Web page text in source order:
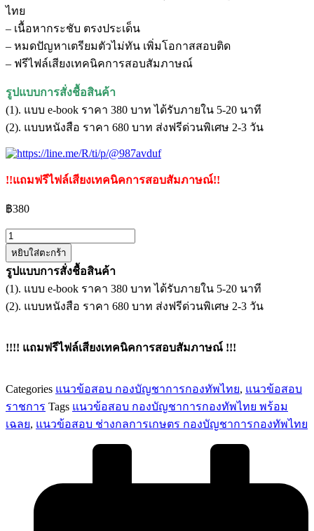
ไทย
– เนื้อหากระชับ ตรงประเด็น
– หมดปัญหาเตรียมตัวไม่ทัน เพิ่มโอกาสสอบติด
– ฟรีไฟล์เสียงเทคนิคการสอบสัมภาษณ์
รูปแบบการสั่งชื้อสินค้า
(1). แบบ e-book ราคา 380 บาท ได้รับภายใน 5-20 นาที
(2). แบบหนังสือ ราคา 680 บาท ส่งฟรีด่วนพิเศษ 2-3 วัน
!!แถมฟรีไฟล์เสียงเทคนิคการสอบสัมภาษณ์!!
฿380
จำนวน
แนว
ข้อสอบ
ช่าง
กล
กอง
ไทย
ชิ้น
หยิบใส่ตะกร้า
รูปแบบการสั่งชื้อสินค้า
(1). แบบ e-book ราคา 380 บาท ได้รับภายใน 5-20 นาที
(2). แบบหนังสือ ราคา 680 บาท ส่งฟรีด่วนพิเศษ 2-3 วัน
!!!! แถมฟรีไฟล์เสียงเทคนิคการสอบสัมภาษณ์ !!!
Categories แนวข้อสอบ กองบัญชาการกองทัพไทย, แนวข้อสอบ
ราชการ Tags แนวข้อสอบ กองบัญชาการกองทัพไทย พร้อม
เฉลย, แนวข้อสอบ ช่างกลการเกษตร กองบัญชาการกองทัพไทย